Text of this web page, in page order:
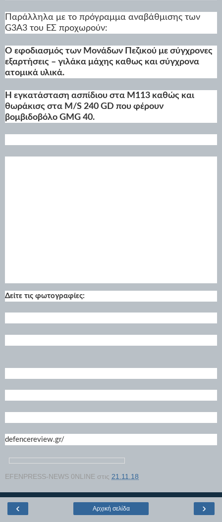
Παράλληλα με το πρόγραμμα αναβάθμισης των
G3A3 του ΕΣ προχωρούν:
Ο εφοδιασμός των Μονάδων Πεζικού με σύγχρονες
εξαρτήσεις – γιλάκα μάχης καθως και σύγχρονα
ατομικά υλικά.
Η εγκατάσταση ασπίδιου στα Μ113 καθώς και
θωράκισς στα M/S 240 GD που φέρουν
βομβιδοβόλο GMG 40.
Δείτε τις φωτογραφίες:
defencereview.gr/
EFENPRESS-NEWS 0NLINE στις 21.11.18
‹ ›
Αρχική σελίδα